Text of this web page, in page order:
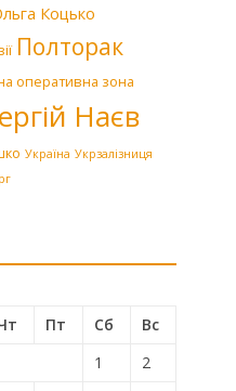
Коцько
Полторак
оперативна зона
Наєв
Україна Укрзалізниця
Пт Сб
Вс
1
2